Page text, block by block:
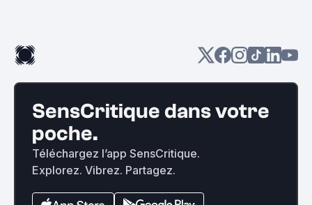
SensCritique dans votre
poche.
Téléchargez l’app SensCritique.
Explorez. Vibrez. Partagez.